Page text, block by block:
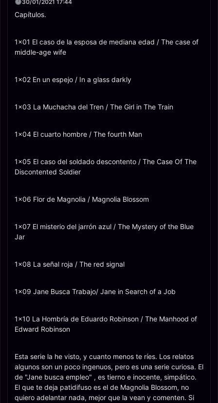
30/01/2021 17:44
Capítulos.
1x01 El caso de la esposa de mediana edad / The case of
middle-age wife
1x02 En un espejo / In a glass darkly
1x03 La Muchacha del Tren / The Girl in The Train
1x04 El cuarto hombre / The fourth Man
1x05 El caso del soldado descontento / The Case Of The
Discontented Soldier
1x06 Flor de Magnolia / Magnolia Blossom
1x07 El misterio del jarrón azul / The Mystery of the Blue
Jar
1x08 La señal roja / The red signal
1x09 Jane Busca Trabajo/ Jane in Search of a Job
1x10 La Hombría de Eduardo Robinson / The Manhood of
Edward Robinson
Esta serie la he visto, y cuanto menos te ríes. Los relatos
algunos son un poco ingenuos, pero es una serie curiosa. El
de "Jane busca empleo" , es tierno e inocente, simpático.
El que te deja patidifuso es el de Magnolia Blossom, no
quiero adelantar nada, mejor que la vean y comenten. Si